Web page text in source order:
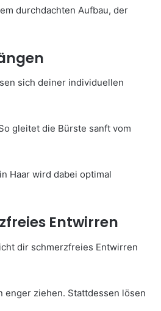
durchdachten Aufbau, der
sich deiner individuellen
gleitet die Bürste sanft vom
Haar wird dabei optimal
Entwirren
dir schmerzfreies Entwirren
enger ziehen. Stattdessen lösen